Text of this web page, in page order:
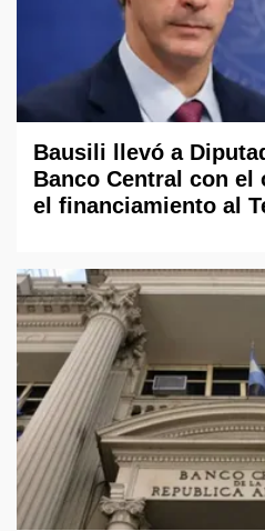
Bausili llevó a
Banco Central con
el financiamiento al